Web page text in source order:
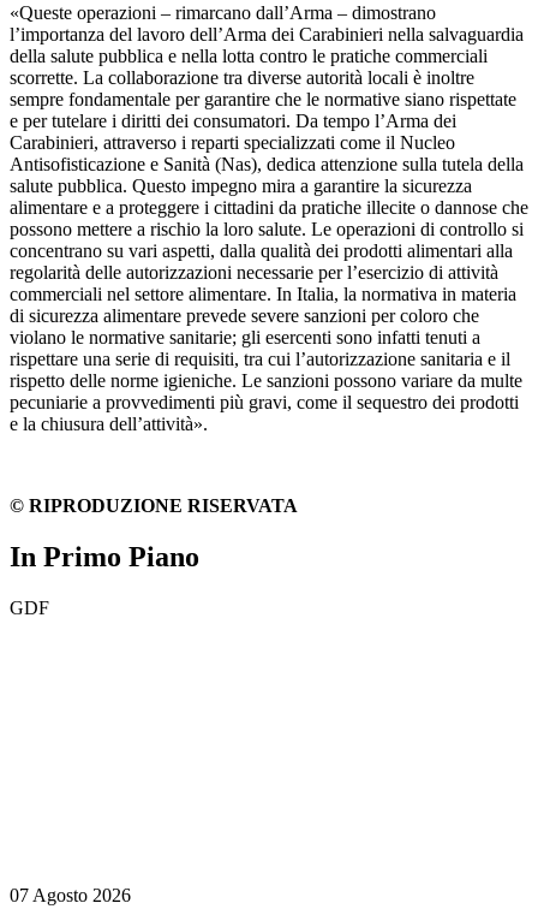
«Queste operazioni – rimarcano dall’Arma – dimostrano
l’importanza del lavoro dell’Arma dei Carabinieri nella salvaguardia
della salute pubblica e nella lotta contro le pratiche commerciali
scorrette. La collaborazione tra diverse autorità locali è inoltre
sempre fondamentale per garantire che le normative siano rispettate
e per tutelare i diritti dei consumatori. Da tempo l’Arma dei
Carabinieri, attraverso i reparti specializzati come il Nucleo
Antisofisticazione e Sanità (Nas), dedica attenzione sulla tutela della
salute pubblica. Questo impegno mira a garantire la sicurezza
alimentare e a proteggere i cittadini da pratiche illecite o dannose che
possono mettere a rischio la loro salute. Le operazioni di controllo si
concentrano su vari aspetti, dalla qualità dei prodotti alimentari alla
regolarità delle autorizzazioni necessarie per l’esercizio di attività
commerciali nel settore alimentare. In Italia, la normativa in materia
di sicurezza alimentare prevede severe sanzioni per coloro che
violano le normative sanitarie; gli esercenti sono infatti tenuti a
rispettare una serie di requisiti, tra cui l’autorizzazione sanitaria e il
rispetto delle norme igieniche. Le sanzioni possono variare da multe
pecuniarie a provvedimenti più gravi, come il sequestro dei prodotti
e la chiusura dell’attività».
© RIPRODUZIONE RISERVATA
In Primo Piano
GDF
07 Agosto 2026